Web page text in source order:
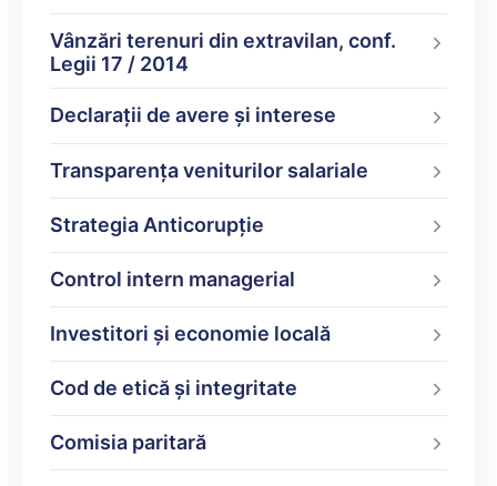
Vânzări terenuri din extravilan, conf.
Legii 17 / 2014
Declarații de avere şi interese
Transparența veniturilor salariale
Strategia Anticorupție
Control intern managerial
Investitori și economie locală
Cod de etică și integritate
Comisia paritară